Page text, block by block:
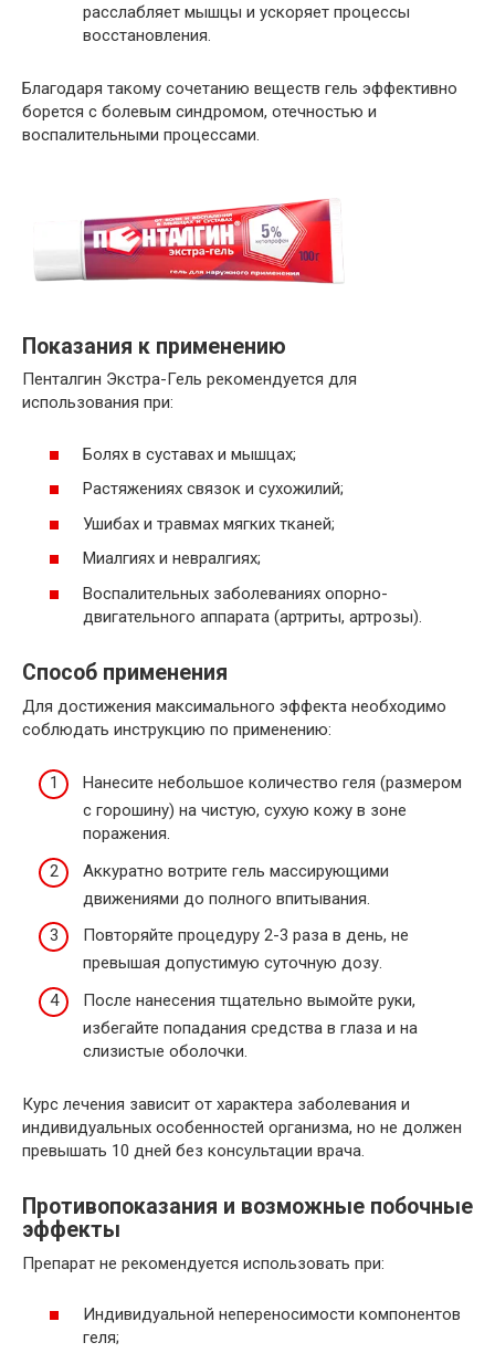
расслабляет мышцы и ускоряет процессы
восстановления.
Благодаря такому сочетанию веществ гель эффективно
борется с болевым синдромом, отечностью и
воспалительными процессами.
Показания к применению
Пенталгин Экстра-Гель рекомендуется для
использования при:
Болях в суставах и мышцах;
Растяжениях связок и сухожилий;
Ушибах и травмах мягких тканей;
Миалгиях и невралгиях;
Воспалительных заболеваниях опорно-
двигательного аппарата (артриты, артрозы).
Способ применения
Для достижения максимального эффекта необходимо
соблюдать инструкцию по применению:
Нанесите небольшое количество геля (размером
с горошину) на чистую, сухую кожу в зоне
поражения.
Аккуратно вотрите гель массирующими
движениями до полного впитывания.
Повторяйте процедуру 2-3 раза в день, не
превышая допустимую суточную дозу.
После нанесения тщательно вымойте руки,
избегайте попадания средства в глаза и на
слизистые оболочки.
Курс лечения зависит от характера заболевания и
индивидуальных особенностей организма, но не должен
превышать 10 дней без консультации врача.
Противопоказания и возможные побочные
эффекты
Препарат не рекомендуется использовать при:
Индивидуальной непереносимости компонентов
геля;